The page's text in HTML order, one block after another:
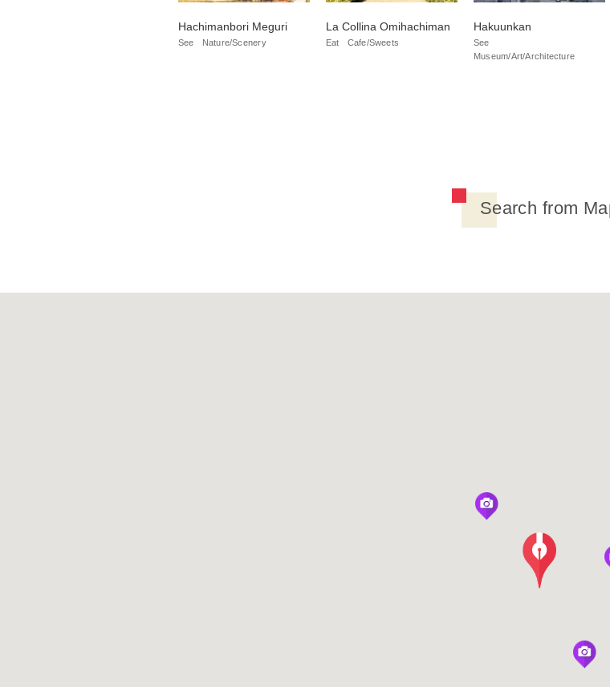
Hachimanbori Meguri
See Nature/Scenery
La Collina Omihachiman
Eat Cafe/Sweets
Hakuunkan
See
Museum/Art/Architecture
Search from